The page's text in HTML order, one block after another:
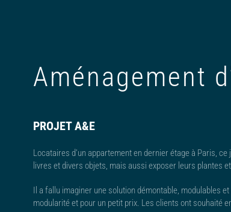
Aménagement
PROJET A&E
Locataires d’un appartement en dernier étage à Paris,
livres et divers objets, mais aussi exposer leurs plantes
Il a fallu imaginer une solution démontable, modulables
modularité et pour un petit prix. Les clients ont souhaité